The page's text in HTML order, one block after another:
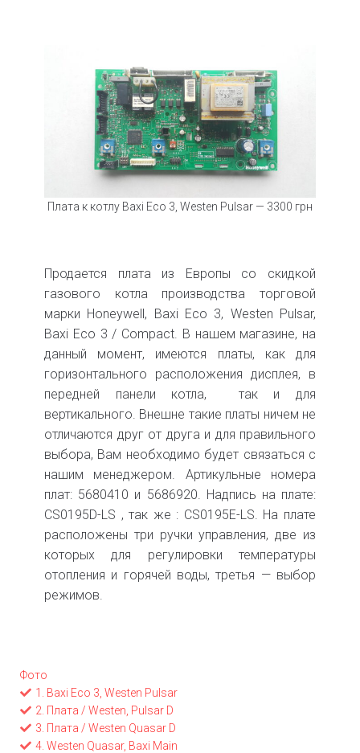
Плата к котлу Baxi Eco 3, Westen Pulsar — 3300 грн
Продается плата из Европы со скидкой
газового котла производства торговой
марки Honeywell, Baxi Eco 3, Westen Pulsar,
Baxi Eco 3 / Compact. В нашем магазине, на
данный момент, имеются платы, как для
горизонтального расположения дисплея, в
передней панели котла, так и для
вертикального. Внешне такие платы ничем не
отличаются друг от друга и для правильного
выбора, Вам необходимо будет связаться с
нашим менеджером. Артикульные номера
плат: 5680410 и 5686920. Надпись на плате:
CS0195D-LS , так же : CS0195E-LS. На плате
расположены три ручки управления, две из
которых для регулировки температуры
отопления и горячей воды, третья — выбор
режимов.
Фото
1. Baxi Eco 3, Westen Pulsar
2. Плата / Westen, Pulsar D
3. Плата / Westen Quasar D
4. Westen Quasar, Baxi Main